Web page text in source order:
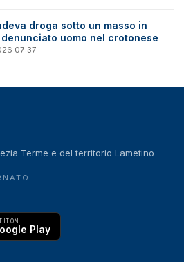
droga sotto un masso in
uomo nel crotonese
07:37
Terme e del territorio Lametino
IT ON
Play